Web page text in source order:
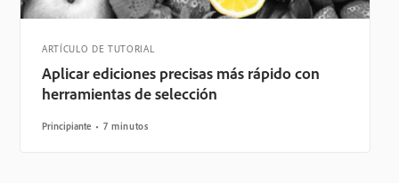
ARTÍCULO DE TUTORIAL
Aplicar ediciones precisas más rápido con
herramientas de selección
Principiante 7 minutos